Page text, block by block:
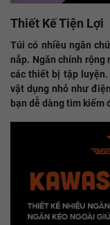
Thiết Kế Tiện Lợi
Túi có nhiều ngăn
nắp. Ngăn chính rộng
các thiết bị tập luyện.
vật dụng nhỏ như
bạn dễ dàng tìm kiếm